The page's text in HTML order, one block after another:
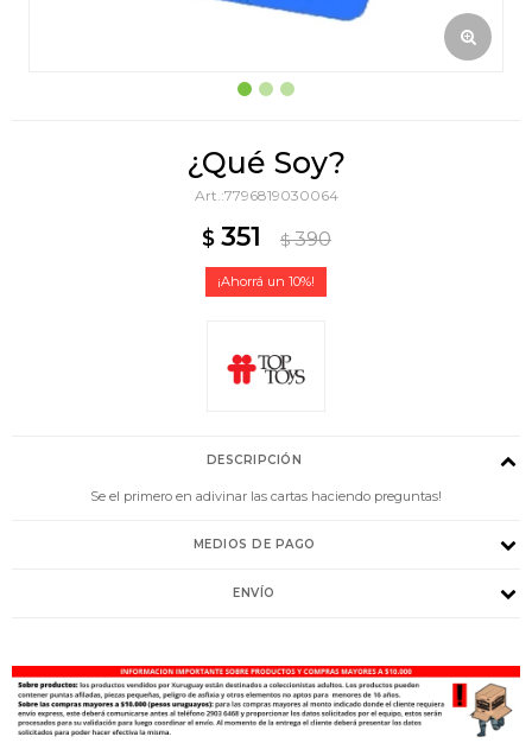
¿Qué Soy?
7796819030064
$ 351 $ 390
10
DESCRIPCIÓN
Se el primero en adivinar las cartas haciendo preguntas!
MEDIOS DE PAGO
ENVÍO